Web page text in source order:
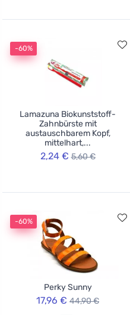
-60%
Lamazuna Biokunststoff-
Zahnbürste mit
austauschbarem Kopf,
mittelhart,...
2,24 € 5,60 €
-60%
Perky Sunny
17,96 € 44,90 €